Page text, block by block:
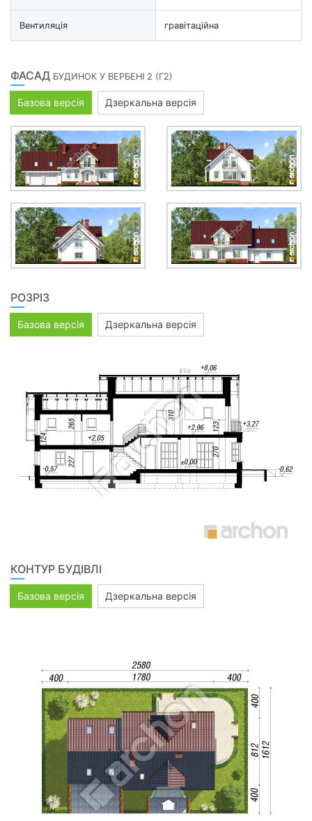
Вентиляція гравітаційна
ФАСАД БУДИНОК У ВЕРБЕНІ 2 (Г2)
Базова версія Дзеркальна версія
РОЗРІЗ
Базова версія Дзеркальна версія
КОНТУР БУДІВЛІ
Базова версія Дзеркальна версія